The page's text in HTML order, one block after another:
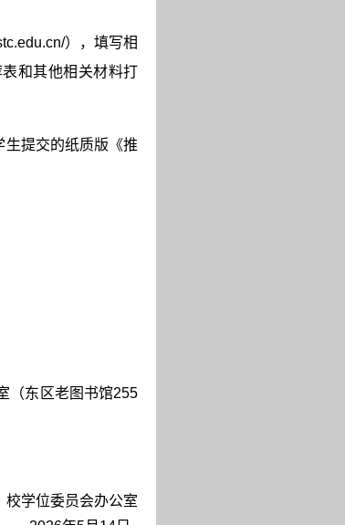
），填写相
和其他相关材料打
生提交的纸质版《推
（东区老图书馆255
校学位委员会办公室